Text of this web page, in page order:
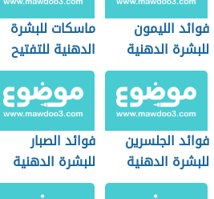
فوائد الليمون
للبشرة الدهنية
ماسكات للبشرة
الدهنية للتفتيح
فوائد الجلسرين
للبشرة الدهنية
فوائد الصبار
للبشرة الدهنية